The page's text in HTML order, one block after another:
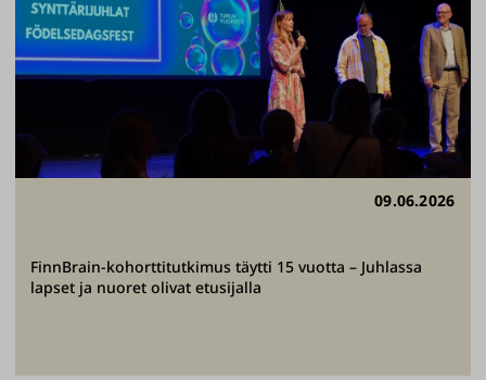
09.06.2026
FinnBrain-kohorttitutkimus täytti 15 vuotta – Juhlassa
lapset ja nuoret olivat etusijalla